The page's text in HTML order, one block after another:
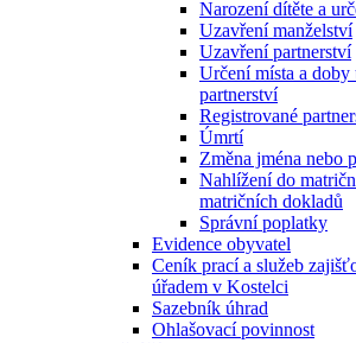
Narození dítěte a
Uzavření manželství
Uzavření partnerství
Určení místa a doby
partnerství
Registrované
Úmrtí
Změna jména nebo
Nahlížení do
matričních dokladů
Správní poplatky
Evidence obyvatel
Ceník prací a služeb
úřadem v Kostelci
Sazebník úhrad
Ohlašovací povinnost